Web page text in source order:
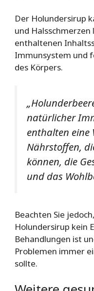
Der Holundersirup
und
enthaltenen
Immunsystem und
des Körpers.
natürlicher
enthalten eine
Nährstoffen,
können, die
und das
Beachten Sie
Holundersirup kein
Behandlungen ist
Problemen immer
sollte.